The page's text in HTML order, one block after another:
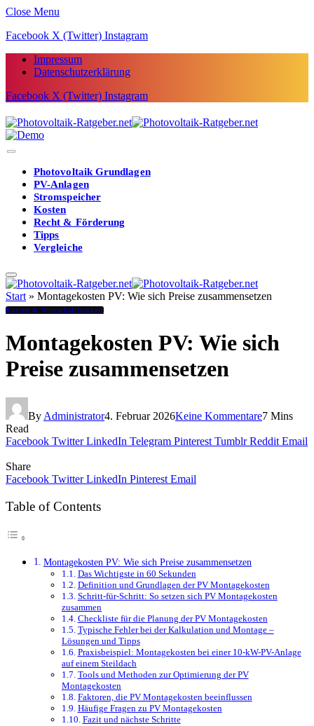
Close Menu
Facebook X (Twitter) Instagram
Impressum
Datenschutzerklärung
Facebook X (Twitter) Instagram
Photovoltaik Grundlagen
PV-Anlagen
Stromspeicher
Kosten
Recht & Förderung
Tipps
Vergleiche
Start » Montagekosten PV: Wie sich Preise zusammensetzen
Kosten & Wirtschaftlichkeit
Montagekosten PV: Wie sich
Preise zusammensetzen
By Administrator4. Februar 2026Keine Kommentare7 Mins
Read
Facebook Twitter LinkedIn Telegram Pinterest Tumblr Reddit Email
Share
Facebook Twitter LinkedIn Pinterest Email
Table of Contents
Montagekosten PV: Wie sich Preise zusammensetzen
Das Wichtigste in 60 Sekunden
Definition und Grundlagen der PV Montagekosten
Schritt-für-Schritt: So setzen sich PV Montagekosten
zusammen
Checkliste für die Planung der PV Montagekosten
Typische Fehler bei der Kalkulation und Montage –
Lösungen und Tipps
Praxisbeispiel: Montagekosten bei einer 10-kW-PV-Anlage
auf einem Steildach
Tools und Methoden zur Optimierung der PV
Montagekosten
Faktoren, die PV Montagekosten beeinflussen
Häufige Fragen zu PV Montagekosten
Fazit und nächste Schritte